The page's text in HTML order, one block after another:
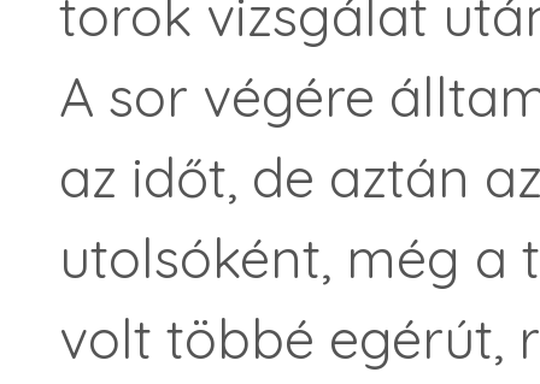
torok vizsgálat
A sor végére
az időt, de aztán
utolsóként, még a
volt többé egérút,